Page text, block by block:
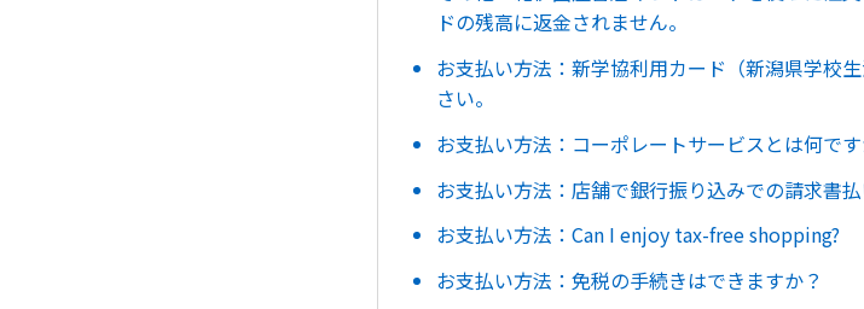
ドの残高に返金されません。
お支払い方法：新学協利用カード（新潟県学校
さい。
お支払い方法：コーポレートサービスとは何です
お支払い方法：店舗で銀行振り込みでの請求書
お支払い方法：Can I enjoy tax-free shopping?
お支払い方法：免税の手続きはできますか？